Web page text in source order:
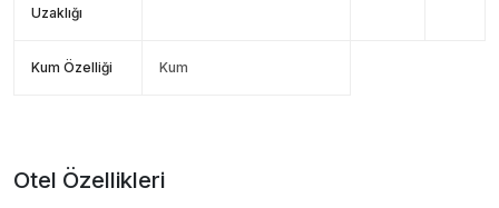
Uzaklığı
Kum Özelliği Kum
Otel Özellikleri